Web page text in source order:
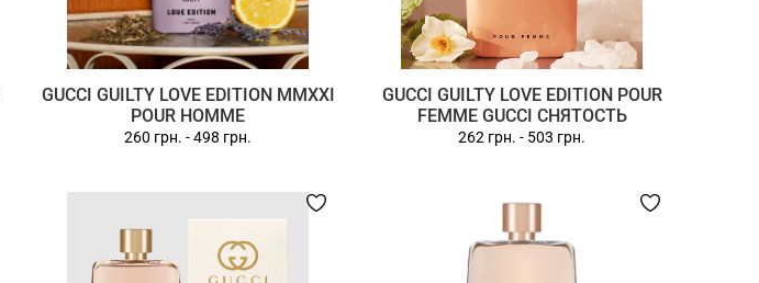
GUCCI GUILTY LOVE EDITION MMXXI
POUR HOMME
260 грн. -498 грн.
GUCCI GUILTY LOVE EDITION POUR
FEMME GUCCI СНЯТОСТЬ
262 грн. - 503 грн.